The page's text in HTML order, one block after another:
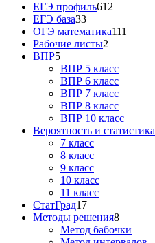
ЕГЭ профиль612
ЕГЭ база33
ОГЭ математика111
Рабочие листы2
ВПР5
ВПР 5 класс
ВПР 6 класс
ВПР 7 класс
ВПР 8 класс
ВПР 10 класс
Вероятность и статистика
7 класс
8 класс
9 класс
10 класс
11 класс
СтатГрад17
Методы решения8
Метод бабочки